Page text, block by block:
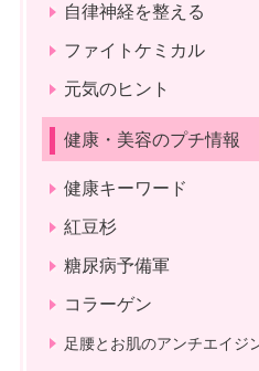
自律神経を整える
ファイトケミカル
元気のヒント
健康・美容のプチ情報
健康キーワード
紅豆杉
糖尿病予備軍
コラーゲン
足腰とお肌のアンチエイジ